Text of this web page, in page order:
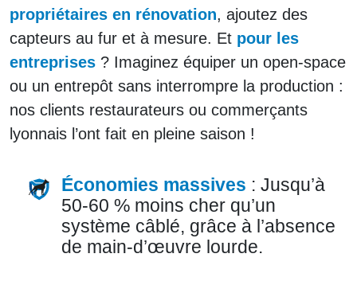
propriétaires en rénovation, ajoutez des
capteurs au fur et à mesure. Et pour les
entreprises ? Imaginez équiper un open-space
ou un entrepôt sans interrompre la production :
nos clients restaurateurs ou commerçants
lyonnais l’ont fait en pleine saison !
Économies massives : Jusqu’à
50-60 % moins cher qu’un
système câblé, grâce à l’absence
de main-d’œuvre lourde.